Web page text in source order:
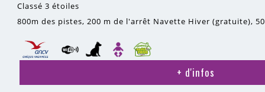
Classé 3 étoiles
800m des pistes 200 m de l'arrêt Navette Hiver (gratuite)
+ d'infos